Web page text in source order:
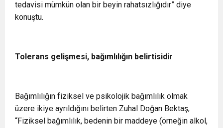
tedavisi mümkün olan bir beyin rahatsızlığıdır” diye
konuştu.
Tolerans gelişmesi, bağımlılığın belirtisidir
Bağımlılığın fiziksel ve psikolojik bağımlılık olmak
üzere ikiye ayrıldığını belirten Zuhal Doğan Bektaş,
“Fiziksel bağımlılık, bedenin bir maddeye (örneğin alkol,